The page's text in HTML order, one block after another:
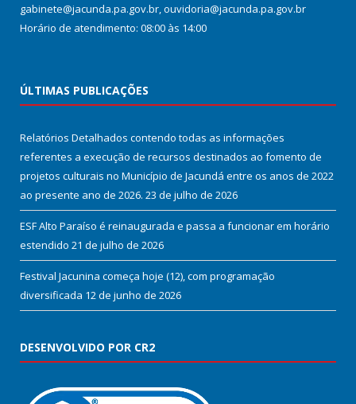
gabinete@jacunda.pa.gov.br, ouvidoria@jacunda.pa.gov.br
Horário de atendimento: 08:00 às 14:00
ÚLTIMAS PUBLICAÇÕES
Relatórios Detalhados contendo todas as informações
referentes a execução de recursos destinados ao fomento de
projetos culturais no Município de Jacundá entre os anos de 2022
ao presente ano de 2026. 23 de julho de 2026
ESF Alto Paraíso é reinaugurada e passa a funcionar em horário
estendido 21 de julho de 2026
Festival Jacunina começa hoje (12), com programação
diversificada 12 de junho de 2026
DESENVOLVIDO POR CR2